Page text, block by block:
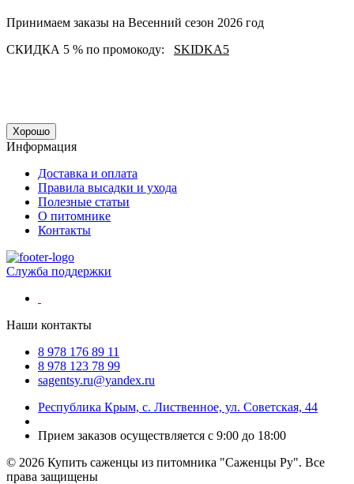
Принимаем заказы на Весенний сезон 2026 год
СКИДКА 5 % по промокоду: SKIDKA5
Хорошо
Информация
Доставка и оплата
Правила высадки и ухода
Полезные статьи
О питомнике
Контакты
Служба поддержки
Наши контакты
8 978 176 89 11
8 978 123 78 99
sagentsy.ru@yandex.ru
Республика Крым, с. Лиственное, ул. Советская, 44
Прием заказов осуществляется с 9:00 до 18:00
© 2026 Купить саженцы из питомника "Саженцы Ру". Все
права защищены